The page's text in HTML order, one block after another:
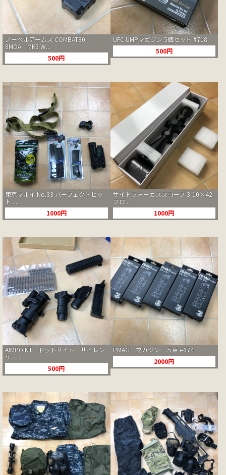
ノーベルアームズ COMBAT80
8MOA MK3 W...
500円
UFC UMPマガジン 5個セット #718
500円
東京マルイ No.33 パーフェクトヒッ
ト ...
1000円
サイドフォーカススコープ 3-10×42
フロ...
1000円
AIMPOINT ドットサイト サイレン
サー...
500円
PMAG マガジン ５点 #674
2000円